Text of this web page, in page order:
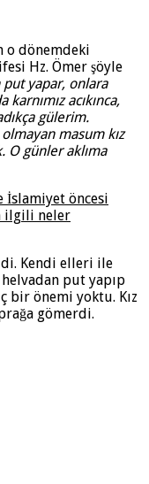
o dönemdeki
Hz. Ömer şöyle
put yapar, onlara
karnımız acıkınca,
gülerim.
masum kız
O günler aklıma
İslamiyet öncesi
ilgili neler
Kendi elleri ile
put yapıp
bir önemi yoktu. Kız
gömerdi.